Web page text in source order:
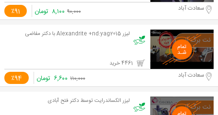
٪91 سعادت آباد ۹۰,۰۰۰ ۸,۱۰۰ تومان
لیزر Alexandrite +nd:yag2015 با دکتر مفاضی
٪94 سعادت آباد ۱۱۰,۰۰۰ ۶,۶۰۰ تومان
لیزر الکساندرایت توسط دکتر فتح آبادی